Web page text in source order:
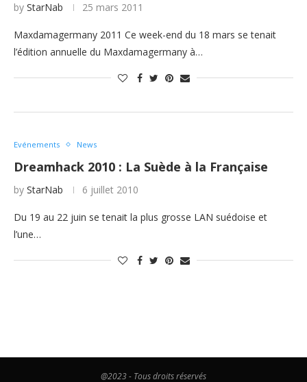
by StarNab 25 mars 2011
Maxdamagermany 2011 Ce week-end du 18 mars se tenait
l’édition annuelle du Maxdamagermany à…
Evénements News
Dreamhack 2010 : La Suède à la Française
by StarNab 6 juillet 2010
Du 19 au 22 juin se tenait la plus grosse LAN suédoise et
l’une…
@2023 - Tous droits réservés